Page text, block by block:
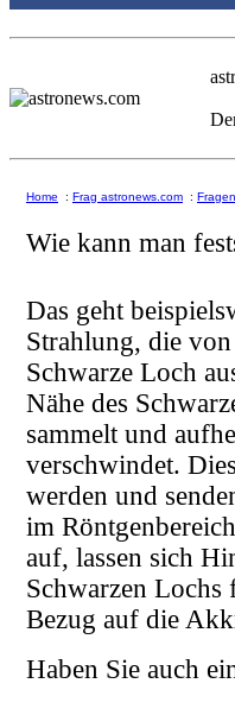
Home : Frag astronews.com : Fragen
Wie kann man
Das geht
Strahlung, die
Schwarze Loch
Nähe des
sammelt und
verschwindet.
werden und
im
auf, lassen sich
Schwarzen
Bezug auf die
Haben Sie auch